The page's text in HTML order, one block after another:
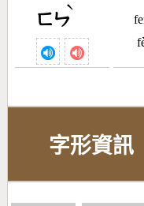
ㄈㄣ
ˋ
字形資訊